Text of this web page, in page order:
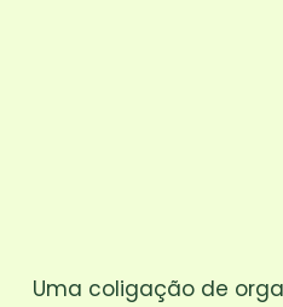
Uma coligação de